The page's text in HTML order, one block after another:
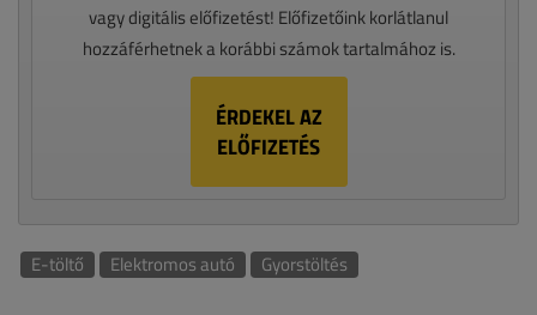
vagy digitális előfizetést! Előfizetőink korlátlanul
hozzáférhetnek a korábbi számok tartalmához is.
ÉRDEKEL AZ
ELŐFIZETÉS
E-töltő Elektromos autó Gyorstöltés